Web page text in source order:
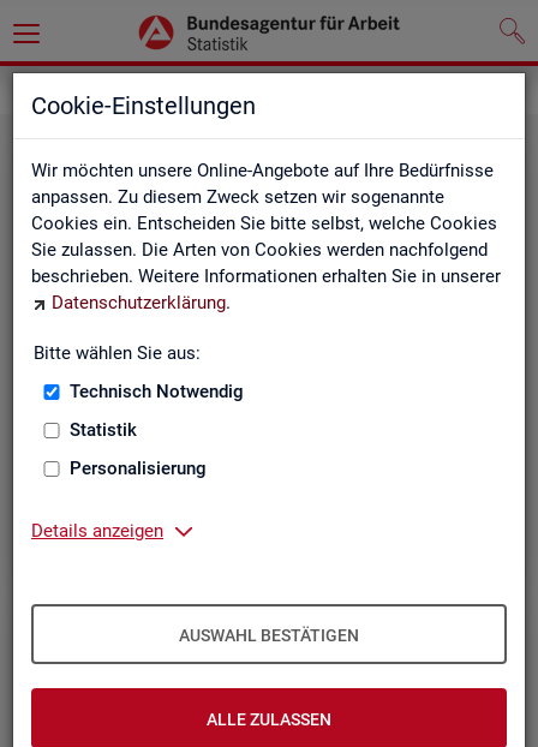
Cookie-Einstellungen
Wir möchten unsere Online-Angebote auf Ihre Bedürfnisse
anpassen. Zu diesem Zweck setzen wir sogenannte
Cookies ein. Entscheiden Sie bitte selbst, welche Cookies
Sie zulassen. Die Arten von Cookies werden nachfolgend
beschrieben. Weitere Informationen erhalten Sie in unserer
Datenschutzerklärung.
Bitte wählen Sie aus:
Technisch Notwendig
Statistik
Personalisierung
Details anzeigen
AUSWAHL BESTÄTIGEN
ALLE ZULASSEN
Un­ter­be­schäf­ti­gung
Wie viele Menschen suchen Arbeit oder haben
Beschäftigungsverhältnis fehlt?